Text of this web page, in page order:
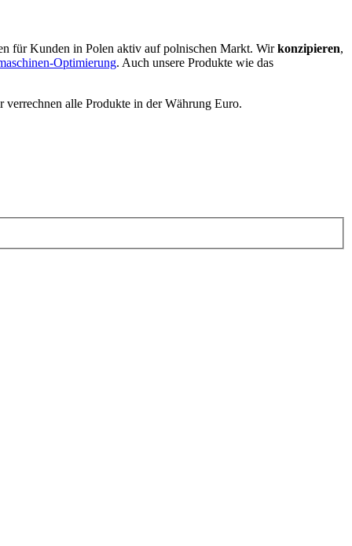
für Kunden in Polen aktiv auf polnischen Markt. Wirkonzipieren,
Optimierung. Auch unsere Produkte wie das
alle Produkte in der Währung Euro.